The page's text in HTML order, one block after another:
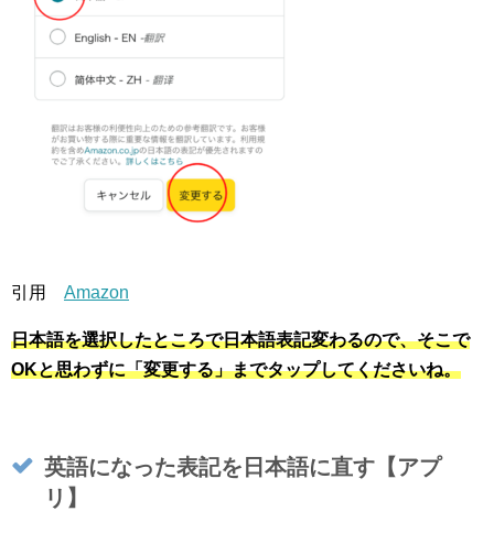
引用 Amazon
日本語を選択したところで日本語表記変わるので、そこで
OKと思わずに「変更する」までタップしてくださいね。
英語になった表記を日本語に直す【アプ
リ】